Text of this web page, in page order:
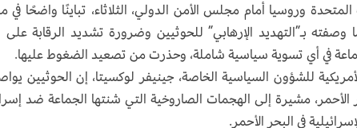
المتحدة وروسيا أمام مجلس الأمن الدولي، الثلاثاء، تباينًا واضحًا في
بـ”التهديد الإرهابي” للحوثيين وضرورة تشديد الرقابة
في أي تسوية سياسية شاملة، وحذرت من تصعيد الضغوط عليها.
للشؤون السياسية الخاصة، جينيفر لوكسيتا، إن الحوثيين
الأحمر، مشيرة إلى الهجمات الصاروخية التي شنتها الجماعة ضد
في البحر الأحمر.